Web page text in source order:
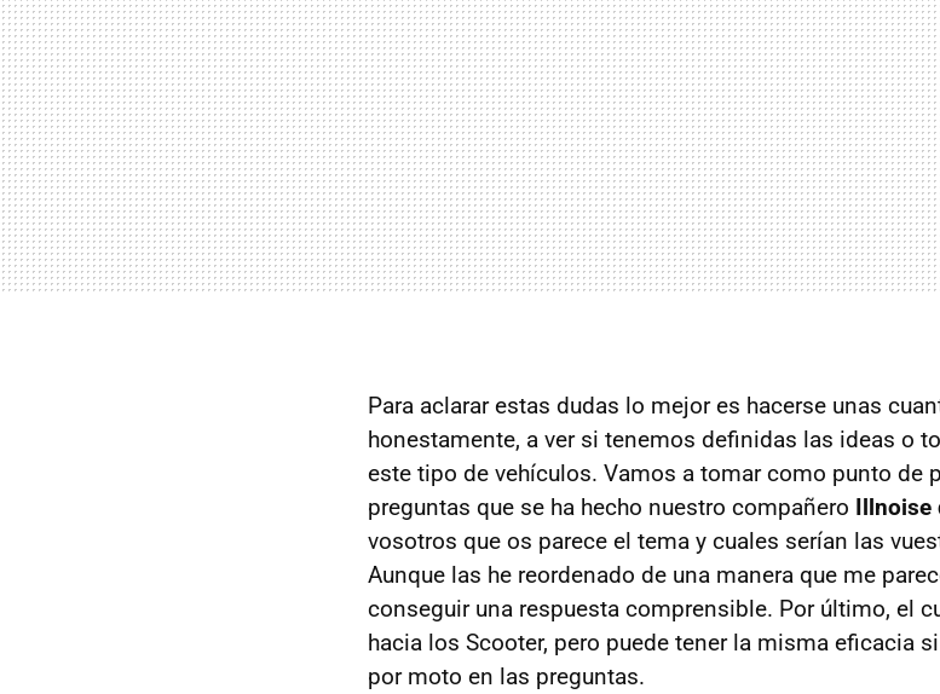
Para aclarar estas dudas lo mejor es hacerse unas
honestamente, a ver si tenemos definidas las ideas o
este tipo de vehículos. Vamos a tomar como punto de
preguntas que se ha hecho nuestro compañero Illnoise
vosotros que os parece el tema y cuales serían las
Aunque las he reordenado de una manera que me
conseguir una respuesta comprensible. Por último, el
hacia los Scooter, pero puede tener la misma eficacia
por moto en las preguntas.